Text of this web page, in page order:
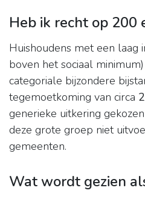
Heb ik recht op 200
Huishoudens met een laag
boven het sociaal
categoriale bijzondere
tegemoetkoming van circa
generieke uitkering
deze grote groep niet
gemeenten.
Wat wordt gezien